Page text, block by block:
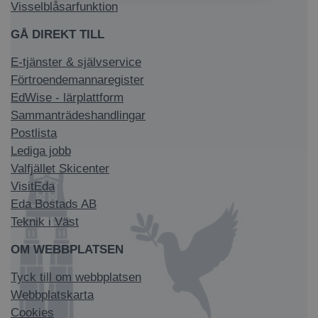
Visselblåsarfunktion
GÅ DIREKT TILL
E-tjänster & självservice
Förtroendemannaregister
EdWise - lärplattform
Sammanträdeshandlingar
Postlista
Lediga jobb
Valfjället Skicenter
VisitEda
Eda Bostads AB
Teknik i Väst
OM WEBBPLATSEN
Tyck till om webbplatsen
Webbplatskarta
Cookies